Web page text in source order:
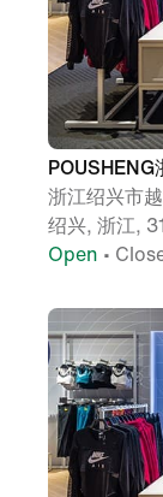
浙江绍兴市
绍兴, 浙江,
Open •